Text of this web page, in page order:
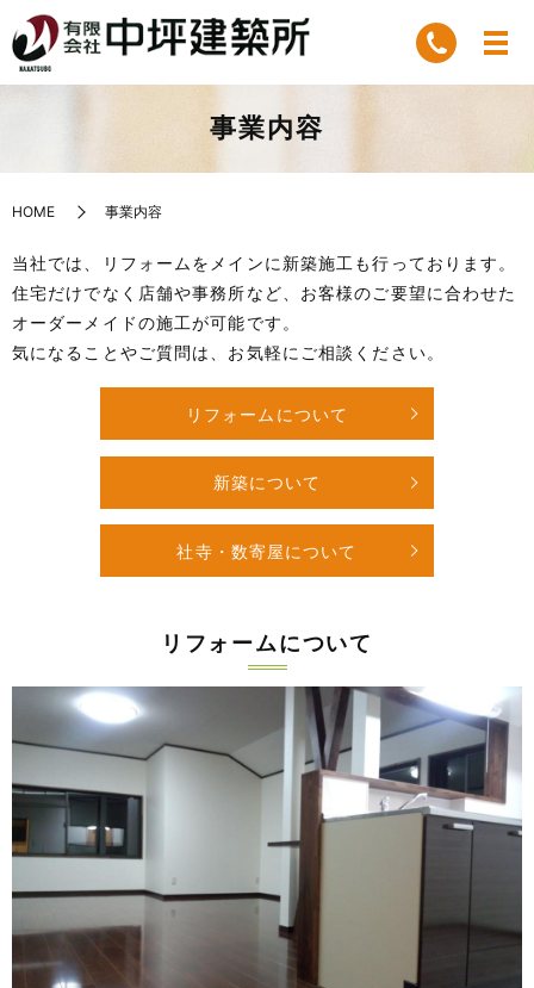
事業内容
HOME 事業内容
当社では、リフォームをメインに新築施工も行っております。
住宅だけでなく店舗や事務所など、お客様のご要望に合わせた
オーダーメイドの施工が可能です。
気になることやご質問は、お気軽にご相談ください。
リフォームについて
新築について
社寺・数寄屋について
リフォームについて